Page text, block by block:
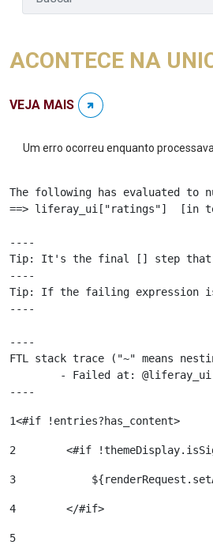
ACONTECE NA
VEJA MAIS
Um erro ocorreu enquanto
The following has evaluated to
==> liferay_ui["ratings"]  [in
----
Tip: It's the final [] step that
----
Tip: If the failing expression is
----
----
FTL stack trace ("~" means
----
1<#if !entries?has_content>
2
<#if
3
4
        </#if>
5